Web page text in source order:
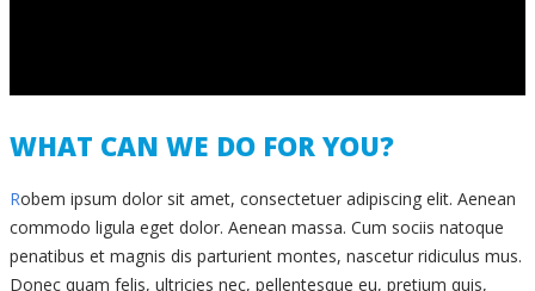
WHAT CAN WE DO FOR YOU?
Robem ipsum dolor sit amet, consectetuer adipiscing elit. Aenean
commodo ligula eget dolor. Aenean massa. Cum sociis natoque
penatibus et magnis dis parturient montes, nascetur ridiculus mus.
Donec quam felis, ultricies nec, pellentesque eu, pretium quis,